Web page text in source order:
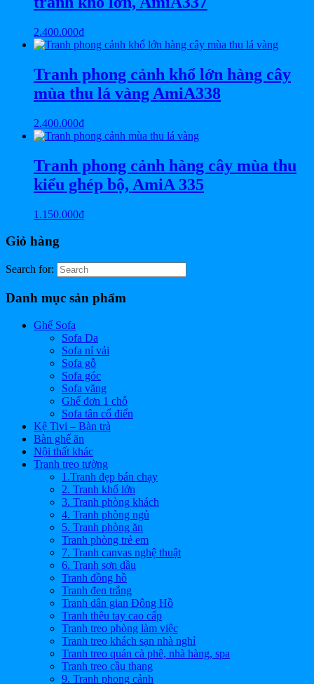
2.400.000₫
Tranh phong cảnh khổ lớn hàng cây
mùa thu lá vàng AmiA338
2.400.000₫
Tranh phong cảnh hàng cây mùa thu
kiểu ghép bộ, AmiA 335
1.150.000₫
Giỏ hàng
Search for:
Danh mục sản phẩm
Ghế Sofa
Sofa Da
Sofa nỉ vải
Sofa gỗ
Sofa góc
Sofa văng
Ghế đơn 1 chỗ
Sofa tân cổ điển
Kệ Tivi – Bàn trà
Bàn ghế ăn
Nội thất khác
Tranh treo tường
1.Tranh đẹp bán chạy
2. Tranh khổ lớn
3. Tranh phòng khách
4. Tranh phòng ngủ
5. Tranh phòng ăn
Tranh phòng trẻ em
7. Tranh canvas nghệ thuật
6. Tranh sơn dầu
Tranh đồng hồ
Tranh đen trắng
Tranh dân gian Đông Hồ
Tranh thêu tay cao cấp
Tranh treo phòng làm việc
Tranh treo khách sạn nhà nghỉ
Tranh treo quán cà phê, nhà hàng, spa
Tranh treo cầu thang
9. Tranh phong cảnh